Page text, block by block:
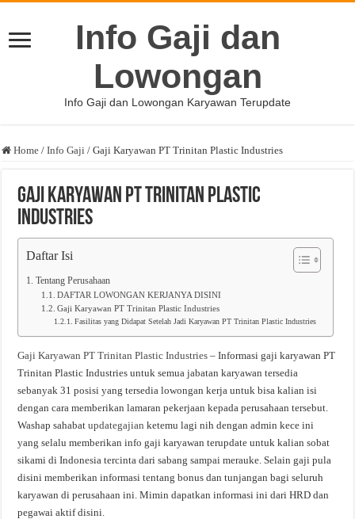
Info Gaji dan
Lowongan
Info Gaji dan Lowongan Karyawan Terupdate
Home / Info Gaji / Gaji Karyawan PT Trinitan Plastic Industries
Gaji Karyawan PT Trinitan Plastic
Industries
Daftar Isi
Tentang Perusahaan
DAFTAR LOWONGAN KERJANYA DISINI
Gaji Karyawan PT Trinitan Plastic Industries
Fasilitas yang Didapat Setelah Jadi Karyawan PT Trinitan Plastic Industries
Gaji Karyawan PT Trinitan Plastic Industries – Informasi gaji karyawan PT
Trinitan Plastic Industries untuk semua jabatan karyawan tersedia
sebanyak 31 posisi yang tersedia lowongan kerja untuk bisa kalian isi
dengan cara memberikan lamaran pekerjaan kepada perusahaan tersebut.
Washap sahabatupdategajian ketemu lagi nih dengan admin kece ini
yang selalu memberikan info gaji karyawan terupdate untuk kalian sobat
sikami di Indonesia tercinta dari sabang sampai merauke. Selain gaji pula
disini memberikan informasi tentang bonus dan tunjangan bagi seluruh
karyawan di perusahaan ini. Mimin dapatkan informasi ini dari HRD dan
pegawai aktif disini.